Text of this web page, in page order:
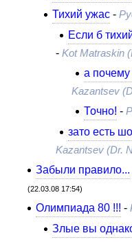
Тихий ужас-
Если б
- Kot Matraskin
а
Kazantsev
Точно! -
зато есть
Kazantsev (Dr.
Забыли правило...
(22.03.08 17:54)
Олимпиада 80 !!! -
Злые вы